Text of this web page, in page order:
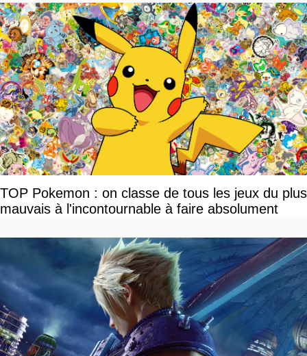
TOP Pokemon : on classe de tous les jeux du plus
mauvais à l'incontournable à faire absolument